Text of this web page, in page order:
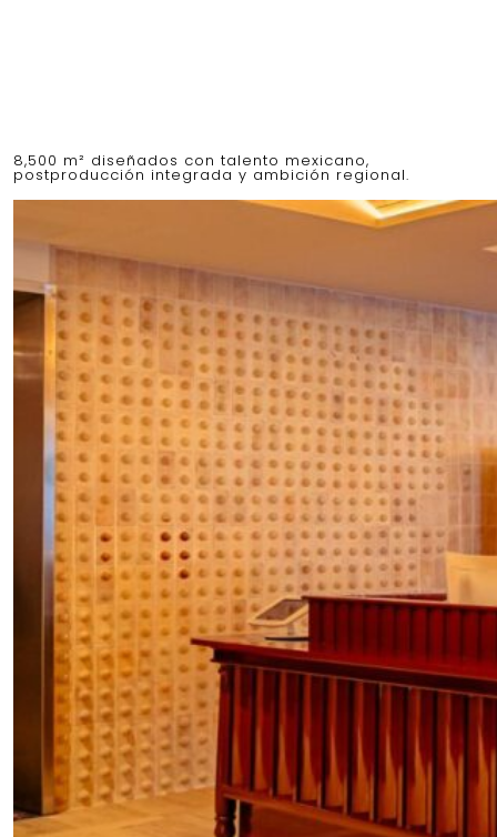
8,500 m² diseñados con talento mexicano,
postproducción integrada y ambición regional.